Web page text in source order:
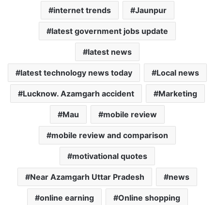
internet trends Jaunpur
latest government jobs update
latest news
latest technology news today Local news
Lucknow. Azamgarh accident Marketing
Mau mobile review
mobile review and comparison
motivational quotes
Near Azamgarh Uttar Pradesh news
online earning Online shopping